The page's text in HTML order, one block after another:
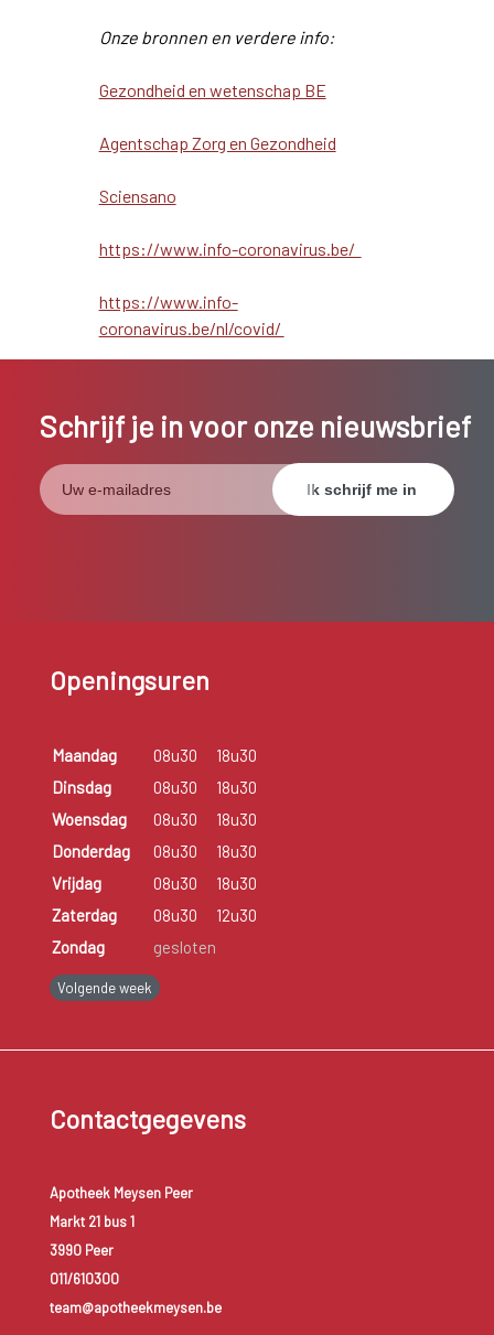
Onze bronnen en verdere info:
Gezondheid en wetenschap BE
Agentschap Zorg en Gezondheid
Sciensano
https://www.info-coronavirus.be/
https://www.info-
coronavirus.be/nl/covid/
Schrijf je in voor onze nieuwsbrief
Openingsuren
Maandag 08u30
18u30
Dinsdag
08u30
18u30
Woensdag
08u30
18u30
Donderdag
08u30
18u30
Vrijdag
08u30
18u30
Zaterdag
08u30
12u30
Zondag
gesloten
Volgende week
Contactgegevens
Apotheek Meysen Peer
Markt 21 bus 1
3990 Peer
011/610300
team@apotheekmeysen.be